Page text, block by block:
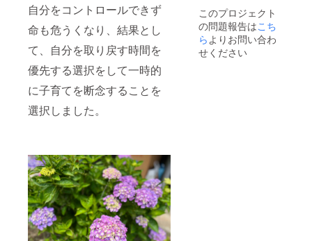
自分をコントロールできず
命も危うくなり、結果とし
て、自分を取り戻す時間を
優先する選択をして一時的
に子育てを断念することを
選択しました。
ださ
い。
：
ロゴや
名）、
ロゴ、
バナー
等。材
質は
このプロジェクト
の問題報告はこち
ら よりお問い合わ
せください